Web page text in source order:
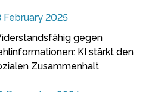
February 2025
gegen
KI stärkt den
Zusammenhalt